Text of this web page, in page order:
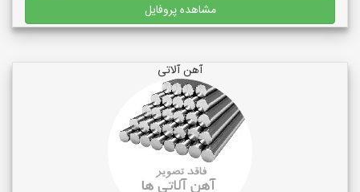
مشاهده پروفایل
آهن آلاتی